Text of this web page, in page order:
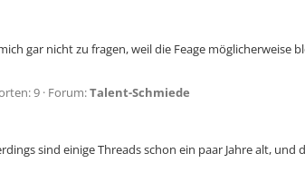
gar nicht zu fragen, weil die Feage möglicherweise
9 Forum:Talent-Schmiede
sind einige Threads schon ein paar Jahre alt,